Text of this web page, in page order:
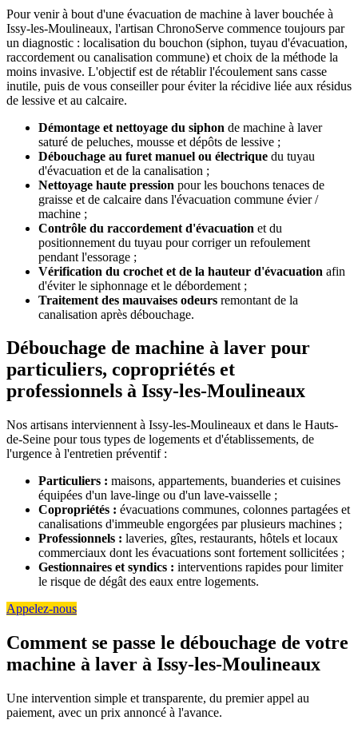
Pour venir à bout d'une évacuation de machine à laver bouchée à
Issy-les-Moulineaux, l'artisan ChronoServe commence toujours par
un diagnostic : localisation du bouchon (siphon, tuyau d'évacuation,
raccordement ou canalisation commune) et choix de la méthode la
moins invasive. L'objectif est de rétablir l'écoulement sans casse
inutile, puis de vous conseiller pour éviter la récidive liée aux résidus
de lessive et au calcaire.
Démontage et nettoyage du siphon de machine à laver
saturé de peluches, mousse et dépôts de lessive ;
Débouchage au furet manuel ou électrique du tuyau
d'évacuation et de la canalisation ;
Nettoyage haute pression pour les bouchons tenaces de
graisse et de calcaire dans l'évacuation commune évier /
machine ;
Contrôle du raccordement d'évacuation et du
positionnement du tuyau pour corriger un refoulement
pendant l'essorage ;
Vérification du crochet et de la hauteur d'évacuation afin
d'éviter le siphonnage et le débordement ;
Traitement des mauvaises odeurs remontant de la
canalisation après débouchage.
Débouchage de machine à laver pour
particuliers, copropriétés et
professionnels à Issy-les-Moulineaux
Nos artisans interviennent à Issy-les-Moulineaux et dans le Hauts-
de-Seine pour tous types de logements et d'établissements, de
l'urgence à l'entretien préventif :
Particuliers : maisons, appartements, buanderies et cuisines
équipées d'un lave-linge ou d'un lave-vaisselle ;
Copropriétés : évacuations communes, colonnes partagées et
canalisations d'immeuble engorgées par plusieurs machines ;
Professionnels : laveries, gîtes, restaurants, hôtels et locaux
commerciaux dont les évacuations sont fortement sollicitées ;
Gestionnaires et syndics : interventions rapides pour limiter
le risque de dégât des eaux entre logements.
Appelez-nous
Comment se passe le débouchage de votre
machine à laver à Issy-les-Moulineaux
Une intervention simple et transparente, du premier appel au
paiement, avec un prix annoncé à l'avance.